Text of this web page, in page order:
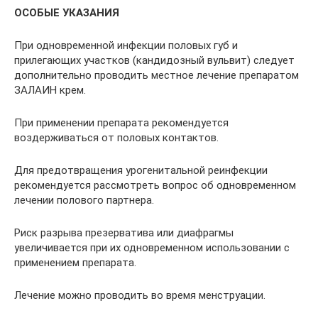
ОСОБЫЕ УКАЗАНИЯ
При одновременной инфекции половых губ и
прилегающих участков (кандидозный вульвит) следует
дополнительно проводить местное лечение препаратом
ЗАЛАИН крем.
При применении препарата рекомендуется
воздерживаться от половых контактов.
Для предотвращения урогенитальной реинфекции
рекомендуется рассмотреть вопрос об одновременном
лечении полового партнера.
Риск разрыва презерватива или диафрагмы
увеличивается при их одновременном использовании с
применением препарата.
Лечение можно проводить во время менструации.